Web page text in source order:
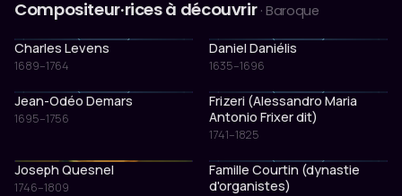
Compositeur·rices à découvrir · Baroque
Charles Levens
1689–1764
Daniel Daniélis
1635–1696
Jean-Odéo Demars
1695–1756
Frizeri (Alessandro Maria
Antonio Frixer dit)
1741–1825
Joseph Quesnel
1746–1809
Famille Courtin (dynastie
d'organistes)